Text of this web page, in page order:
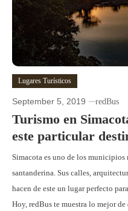
Lugares Turísticos
September 5, 2019 redBus
Turismo en
este particular
Simacota es uno de los municipios
santanderina. Sus calles,
hacen de este un lugar perfecto
Hoy, redBus te muestra lo mejor